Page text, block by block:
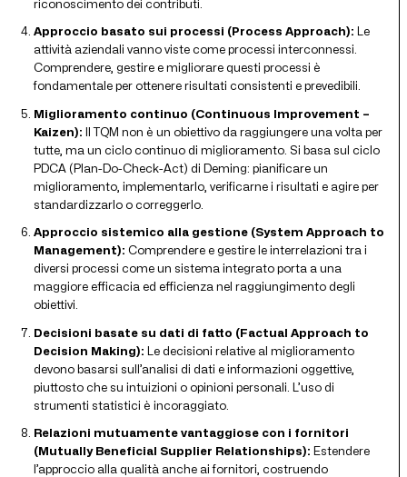
riconoscimento dei contributi.
Approccio basato sui processi (Process Approach): Le
attività aziendali vanno viste come processi interconnessi.
Comprendere, gestire e migliorare questi processi è
fondamentale per ottenere risultati consistenti e prevedibili.
Miglioramento continuo (Continuous Improvement –
Kaizen): Il TQM non è un obiettivo da raggiungere una volta per
tutte, ma un ciclo continuo di miglioramento. Si basa sul ciclo
PDCA (Plan-Do-Check-Act) di Deming: pianificare un
miglioramento, implementarlo, verificarne i risultati e agire per
standardizzarlo o correggerlo.
Approccio sistemico alla gestione (System Approach to
Management): Comprendere e gestire le interrelazioni tra i
diversi processi come un sistema integrato porta a una
maggiore efficacia ed efficienza nel raggiungimento degli
obiettivi.
Decisioni basate su dati di fatto (Factual Approach to
Decision Making): Le decisioni relative al miglioramento
devono basarsi sull’analisi di dati e informazioni oggettive,
piuttosto che su intuizioni o opinioni personali. L’uso di
strumenti statistici è incoraggiato.
Relazioni mutuamente vantaggiose con i fornitori
(Mutually Beneficial Supplier Relationships): Estendere
l’approccio alla qualità anche ai fornitori, costruendo